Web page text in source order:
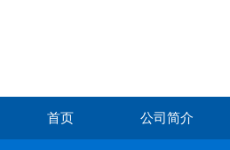
首页 公司简介